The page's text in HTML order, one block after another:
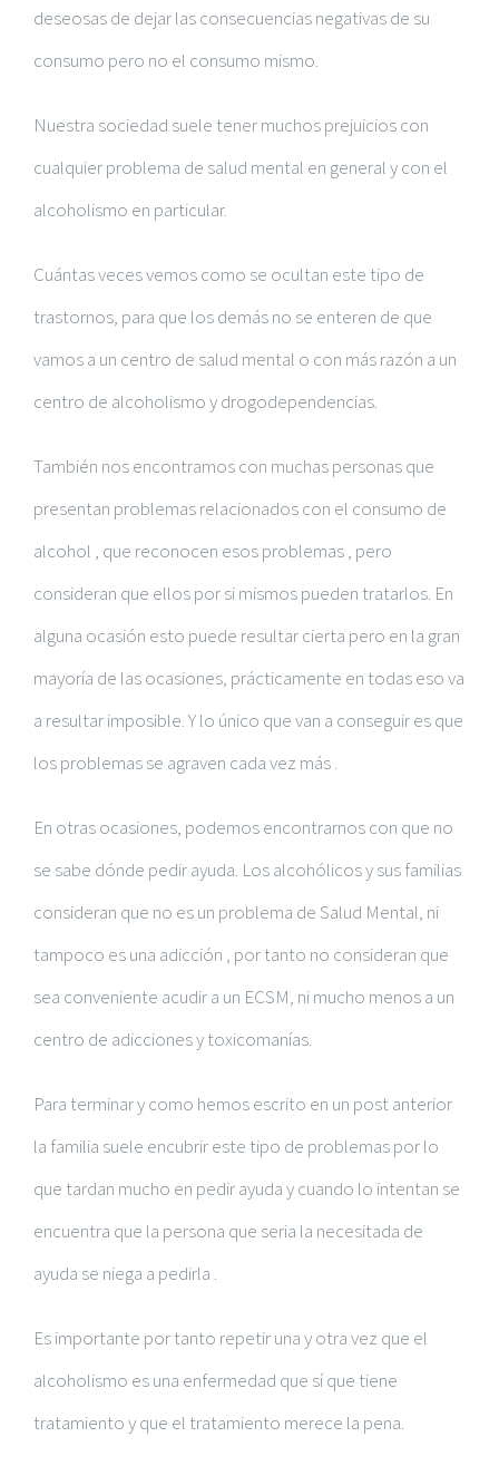
deseosas de dejar las consecuencias negativas de su
consumo pero no el consumo mismo.
Nuestra sociedad suele tener muchos prejuicios con
cualquier problema de salud mental en general y con el
alcoholismo en particular.
Cuántas veces vemos como se ocultan este tipo de
trastornos, para que los demás no se enteren de que
vamos a un centro de salud mental o con más razón a un
centro de alcoholismo y drogodependencias.
También nos encontramos con muchas personas que
presentan problemas relacionados con el consumo de
alcohol , que reconocen esos problemas , pero
consideran que ellos por si mismos pueden tratarlos. En
alguna ocasión esto puede resultar cierta pero en la gran
mayoría de las ocasiones, prácticamente en todas eso va
a resultar imposible. Y lo único que van a conseguir es que
los problemas se agraven cada vez más .
En otras ocasiones, podemos encontrarnos con que no
se sabe dónde pedir ayuda. Los alcohólicos y sus familias
consideran que no es un problema de Salud Mental, ni
tampoco es una adicción , por tanto no consideran que
sea conveniente acudir a un ECSM, ni mucho menos a un
centro de adicciones y toxicomanías.
Para terminar y como hemos escrito en un post anterior
la familia suele encubrir este tipo de problemas por lo
que tardan mucho en pedir ayuda y cuando lo intentan se
encuentra que la persona que seria la necesitada de
ayuda se niega a pedirla .
Es importante por tanto repetir una y otra vez que el
alcoholismo es una enfermedad que sí que tiene
tratamiento y que el tratamiento merece la pena.